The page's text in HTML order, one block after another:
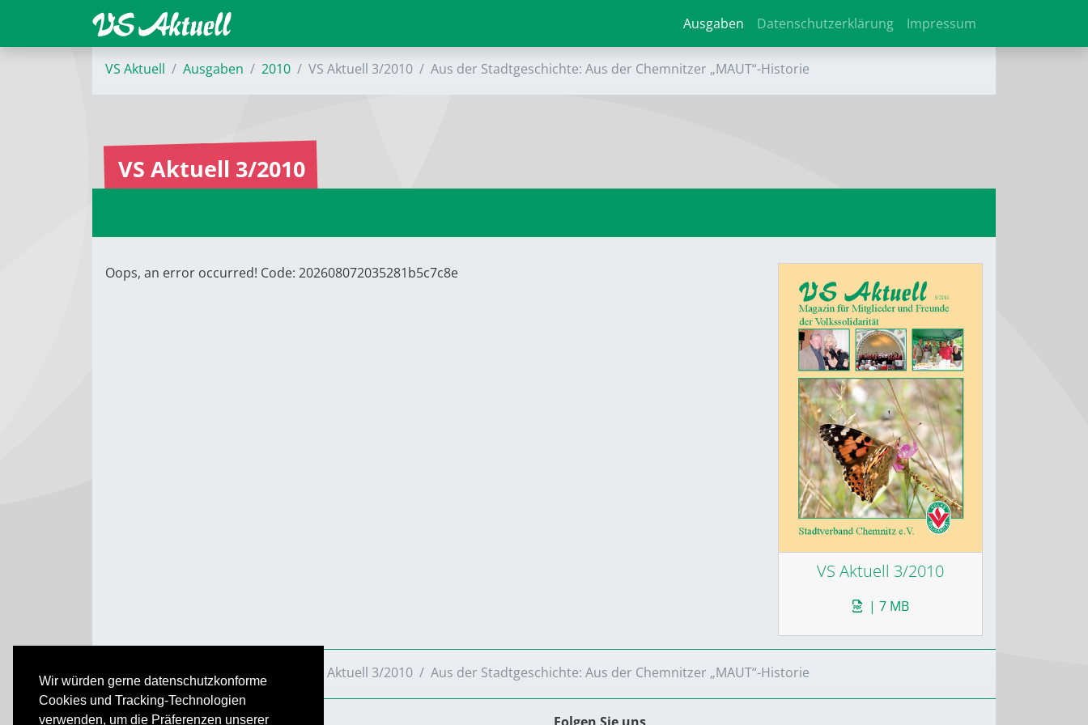
Wir würden gerne datenschutzkonforme
Cookies und Tracking-Technologien
verwenden, um die Präferenzen unserer
Ausgaben Datenschutzerklärung Impressum
VS Aktuell Ausgaben 2010 VS Aktuell 3/2010 Aus der Stadtgeschichte: Aus der Chemnitzer „MAUT“-Historie
VS Aktuell 3/2010
VS Aktuell 3/2010
| 7 MB
Oops, an error occurred! Code: 202608072035281b5c7c8e
VS Aktuell Ausgaben VS Aktuell 3/2010 Aus der Stadtgeschichte: Aus der Chemnitzer „MAUT“-Historie